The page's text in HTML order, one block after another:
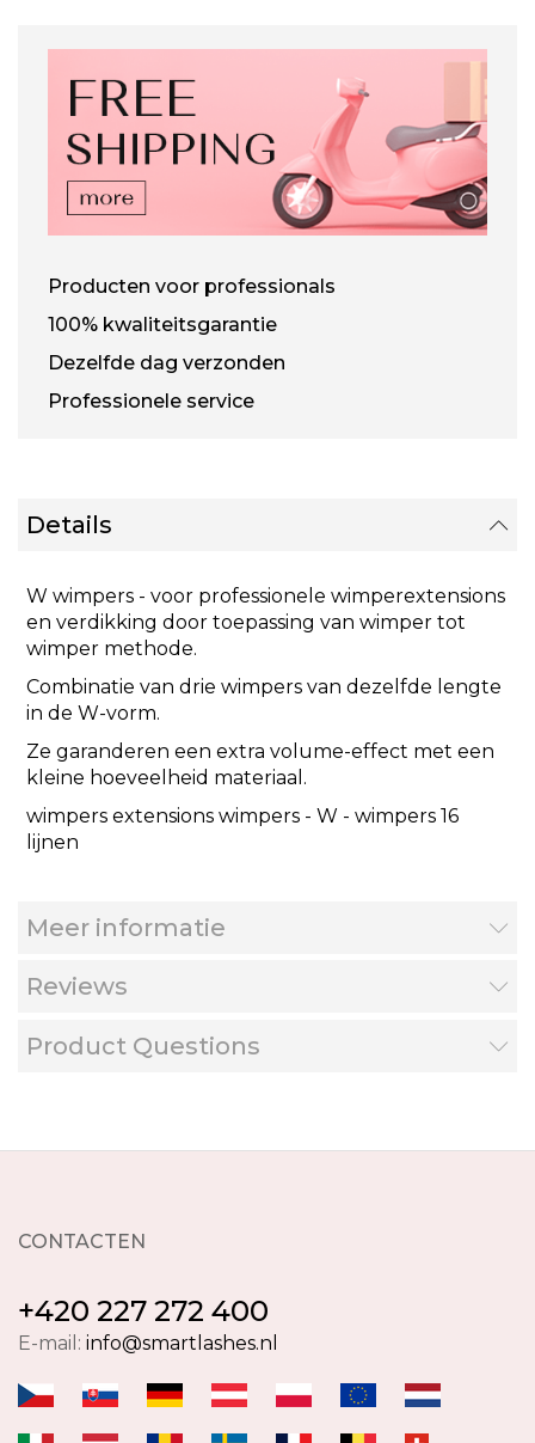
Producten voor professionals
100% kwaliteitsgarantie
Dezelfde dag verzonden
Professionele service
Details
W wimpers - voor professionele wimperextensions
en verdikking door toepassing van wimper tot
wimper methode.
Combinatie van drie wimpers van dezelfde lengte
in de W-vorm.
Ze garanderen een extra volume-effect met een
kleine hoeveelheid materiaal.
wimpers extensions wimpers - W - wimpers 16
lijnen
Meer informatie
Reviews
Product Questions
CONTACTEN
+420 227 272 400
E-mail: info@smartlashes.nl